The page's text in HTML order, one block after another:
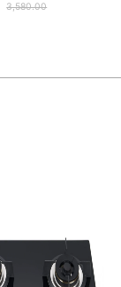
3,580.00